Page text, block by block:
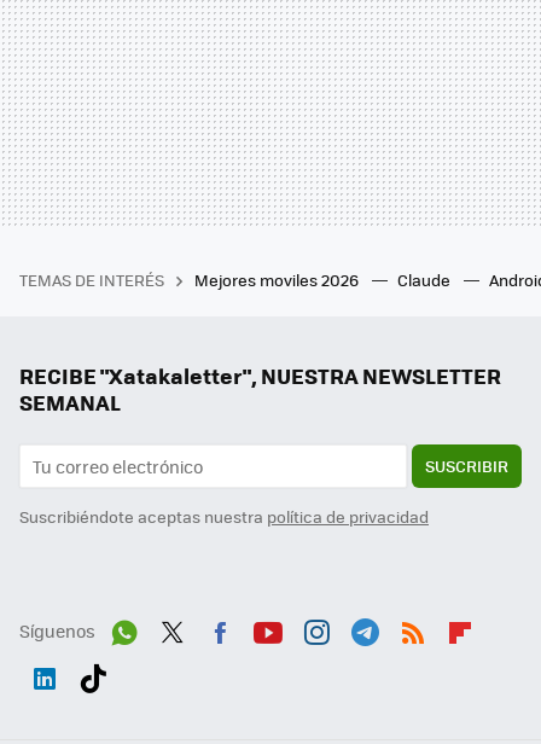
TEMAS DE INTERÉS Mejores moviles 2026 Claude
RECIBE "Xatakaletter", NUESTRA NEWSLETTER
SEMANAL
SUSCRIBIR
Suscribiéndote aceptas nuestra política de privacidad
Síguenos